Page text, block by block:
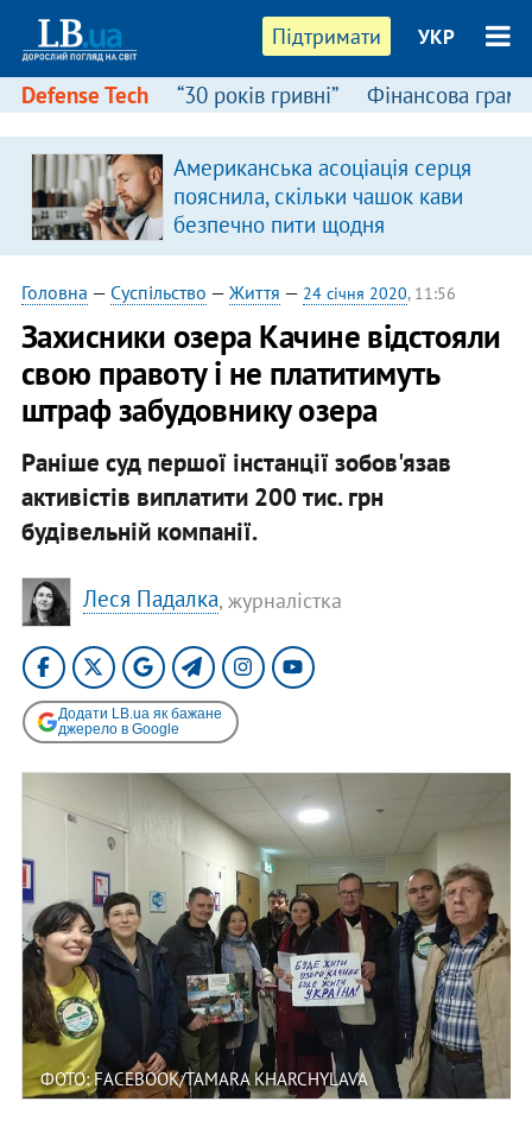
Підтримати УКР
Defense Tech “30 років гривні” Фінансова
Американська асоціація серця
пояснила, скільки чашок кави
безпечно пити щодня
Головна — Суспільство — Життя — 24 січня 2020, 11:56
Захисники озера Качине відстояли
свою правоту і не платитимуть
штраф забудовнику озера
Раніше суд першої інстанції зобов'язав
активістів виплатити 200 тис. грн
будівельній компанії.
Леся Падалка, журналістка
Додати LB.ua як бажане
джерело в Google
ФОТО: FACEBOOK/TAMARA KHARCHYLAVA